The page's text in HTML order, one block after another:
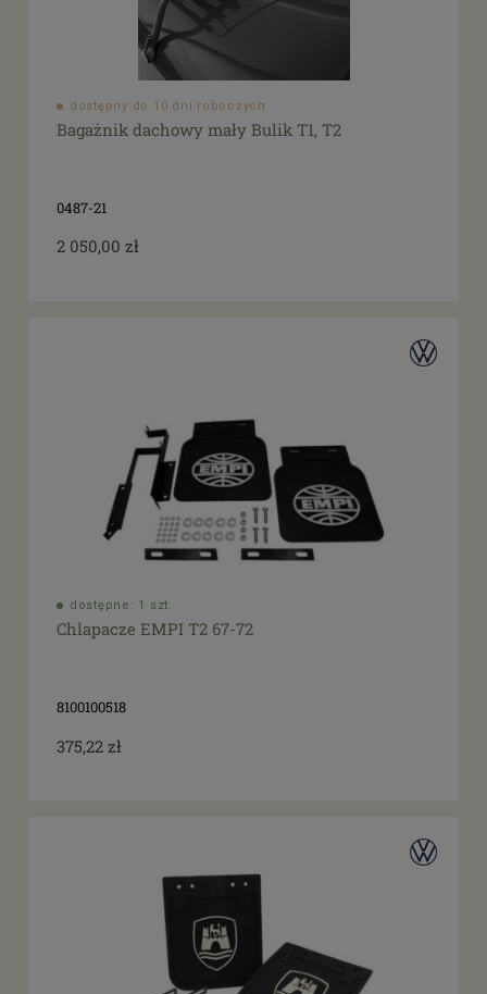
dostępny do 10 dni roboczych
Bagażnik dachowy mały Bulik T1, T2
0487-21
2 050,00 zł
dostępne: 1 szt.
Chlapacze EMPI T2 67-72
8100100518
375,22 zł